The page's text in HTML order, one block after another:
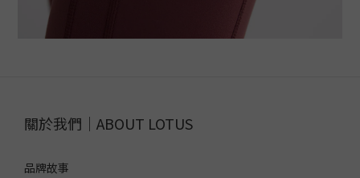
關於我們｜ABOUT LOTUS
品牌故事